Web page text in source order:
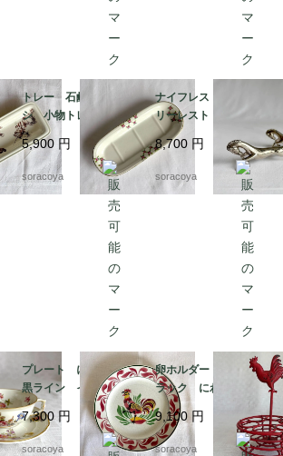
トレー 石鹸 歯ブラ
シ 小物トレー オン
ナング窯 19twm8-2
5,900 円
soracoya
ナイフレスト カトラ
リーレスト 箸置きに
も アニマル 馬 2個
セット 12twew10
8,700 円
soracoya
プレート にわとり
黒ライン イエローポ
イント 飾り皿 雄
鶏 リュネビル 19twm
22
7,300 円
soracoya
卵ホルダー ワイヤー
ラック にわとり 雄
鶏 赤ワイヤー ワイ
ヤーエッグバスケット
12kwem22
9,100 円
soracoya